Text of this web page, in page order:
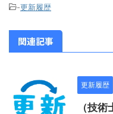
-更新履歴
関連記事
更新履歴
（技